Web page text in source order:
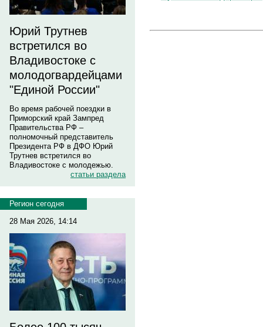
Юрий Трутнев
встретился во
Владивостоке с
молодогвардейцами
"Единой России"
Во время рабочей поездки в
Приморский край Зампред
Правительства РФ –
полномочный представитель
Президента РФ в ДФО Юрий
Трутнев встретился во
Владивостоке с молодежью.
статьи раздела
Регион сегодня
28 Мая 2026, 14:14